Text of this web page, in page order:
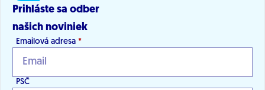
Prihláste sa odber
našich noviniek
Emailová adresa *
PSČ